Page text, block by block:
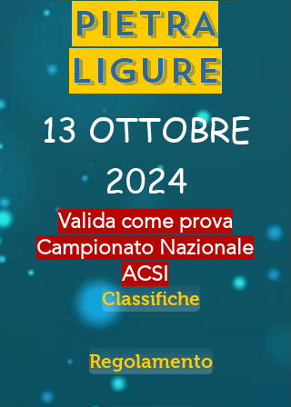
PIETRA
LIGURE
13 OTTOBRE
2024
Valida come prova
Campionato Nazionale
ACSI
Classifiche
Regolamento